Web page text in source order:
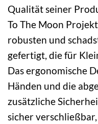
Qualität seiner
To The Moon
robusten und
gefertigt, die für
Das ergonomische
Händen und die
zusätzliche
sicher